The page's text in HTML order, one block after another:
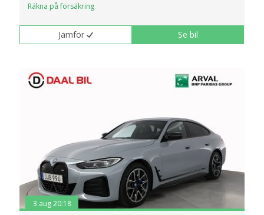
Räkna på försäkring
Jämför Se bil
3 aug 20:18